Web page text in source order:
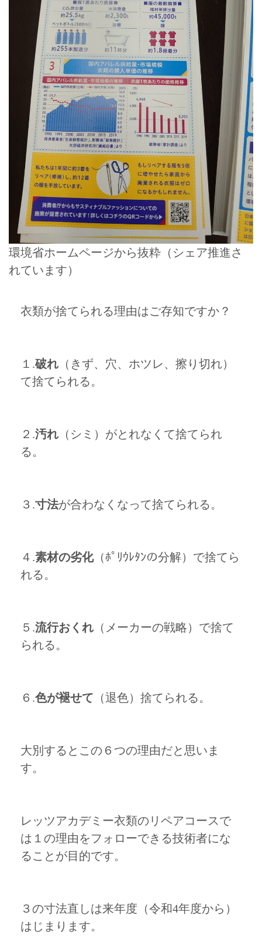
環境省ホームページから抜粋（シェア推進さ
れています）
衣類が捨てられる理由はご存知ですか？
１.破れ （きず、穴、ホツレ、擦り切れ）
て捨てられる。
２.汚れ （シミ）がとれなくて捨てられ
る。
３.寸法が合わなくなって捨てられる。
４.素材の劣化（ﾎﾟﾘｳﾚﾀﾝの分解）で捨てら
れる。
５.流行おくれ （メーカーの戦略）で捨て
られる。
６.色が褪せて （退色）捨てられる。
大別するとこの６つの理由だと思いま
す。
レッツアカデミー衣類のリペアコースで
は１の理由をフォローできる技術者にな
ることが目的です。
３の寸法直しは来年度（令和4年度から）
はじまります。